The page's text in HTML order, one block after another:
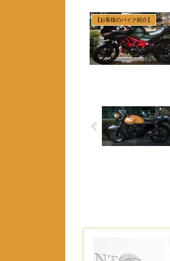
【お客様のバイク紹介】